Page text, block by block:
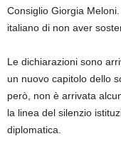
Consiglio Giorgia
italiano di non aver
Le dichiarazioni sono
un nuovo capitolo dello
però, non è arrivata
la linea del silenzio
diplomatica.